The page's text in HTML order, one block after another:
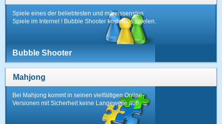
Spiele eines der beliebtesten und mitreissensten
Spiele im Internet ! Bubble Shooter kostenlos spielen.
Bubble Shooter
Mahjong
Bei Mahjong kommt in seinen vielfältigen Online-
Versionen mit Sicherheit keine Langeweile auf!